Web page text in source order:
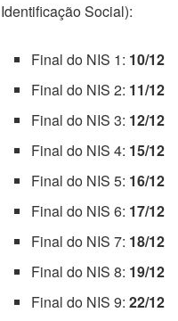
Identificação Social):
Final do NIS 1: 10/12
Final do NIS 2: 11/12
Final do NIS 3: 12/12
Final do NIS 4: 15/12
Final do NIS 5: 16/12
Final do NIS 6: 17/12
Final do NIS 7: 18/12
Final do NIS 8: 19/12
Final do NIS 9:22/12